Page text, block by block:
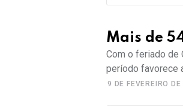
Mais de
Com o feriado de
período favorece
9 DE FEVEREIRO